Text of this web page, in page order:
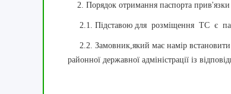
2. Порядок отримання паспорта
2.1. Підставою для розміщення ТС є
2.2. Замовник,який має намір встановити
районної державної адміністрації із